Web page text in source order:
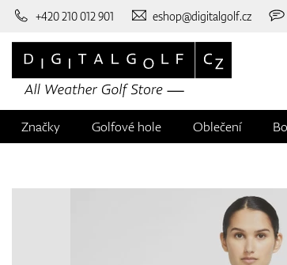
+420 210 012 901 eshop@digitalgolf.cz
Značky Golfové hole Oblečení